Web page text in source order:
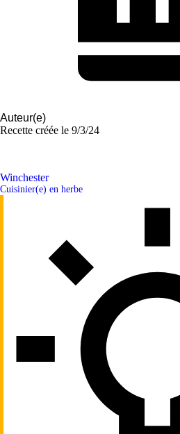
Auteur(e)
Recette créée le 9/3/24
Winchester
Cuisinier(e) en herbe